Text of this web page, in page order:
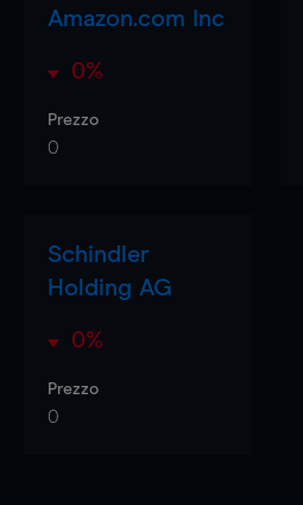
Amazon.com Inc
0%
Prezzo
0
Schindler
Holding AG
0%
Prezzo
0